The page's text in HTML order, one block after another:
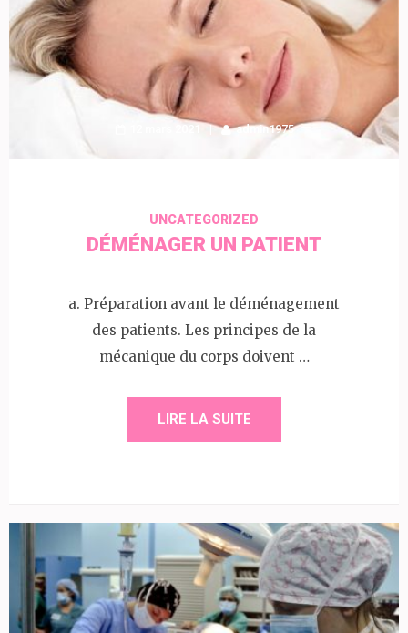
admin1975
UNCATEGORIZED
DÉMÉNAGER UN PATIENT
a. Préparation avant le déménagement
des patients. Les principes de la
mécanique du corps doivent …
LIRE LA SUITE